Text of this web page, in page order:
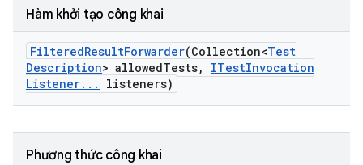
Hàm khởi tạo công khai
FilteredResultForwarder(Collection<Test
Description> allowedTests, ITestInvocation
Listener. . . listeners)
Phương thức công khai